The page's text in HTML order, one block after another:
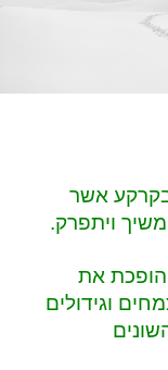
בקרקע אשר
ויתפרק.
את
וגידולים